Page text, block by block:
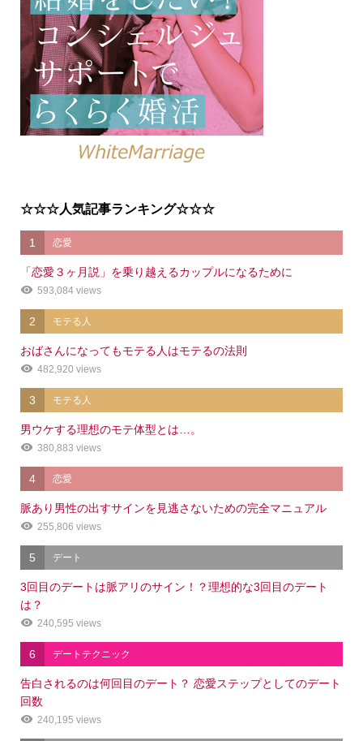
☆☆☆人気記事ランキング☆☆☆
1 恋愛
「恋愛３ヶ月説」を乗り越えるカップルになるために
593,084 views
2 モテる人
おばさんになってもモテる人はモテるの法則
482,920 views
3 モテる人
男ウケする理想のモテ体型とは…。
380,883 views
4 恋愛
脈あり男性の出すサインを見逃さないための完全マニュアル
255,806 views
5 デート
3回目のデートは脈アリのサイン！？理想的な3回目のデート
は？
240,595 views
6 デートテクニック
告白されるのは何回目のデート？ 恋愛ステップとしてのデート
回数
240,195 views